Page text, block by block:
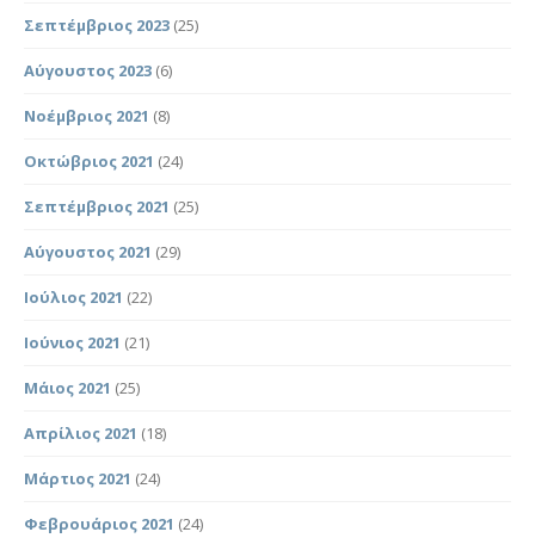
Σεπτέμβριος 2023 (25)
Αύγουστος 2023 (6)
Νοέμβριος 2021 (8)
Οκτώβριος 2021 (24)
Σεπτέμβριος 2021 (25)
Αύγουστος 2021 (29)
Ιούλιος 2021 (22)
Ιούνιος 2021 (21)
Μάιος 2021 (25)
Απρίλιος 2021 (18)
Μάρτιος 2021 (24)
Φεβρουάριος 2021 (24)